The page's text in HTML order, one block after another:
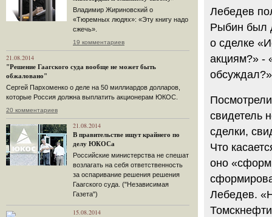
Владимир Жириновский о
«Тюремных людях»: «Эту книгу надо
сжечь».
19 комментариев
21.08.2014
"Решение Гаагского суда вообще не может быть
обжаловано"
Сергей Пархоменко о деле на 50 миллиардов долларов,
которые Россия должна выплатить акционерам ЮКОС.
20 комментариев
21.08.2014
В правительстве ищут крайнего по
делу ЮКОСа
Российские министерства не спешат
возлагать на себя ответственность
за оспаривание решения решения
Гаагского суда. ("Независимая
Газета")
15.08.2014
Лебедев
Рыбин был
о сделке
акциям?» -
свидетель
сделки,
Что
оно
Лебедев.